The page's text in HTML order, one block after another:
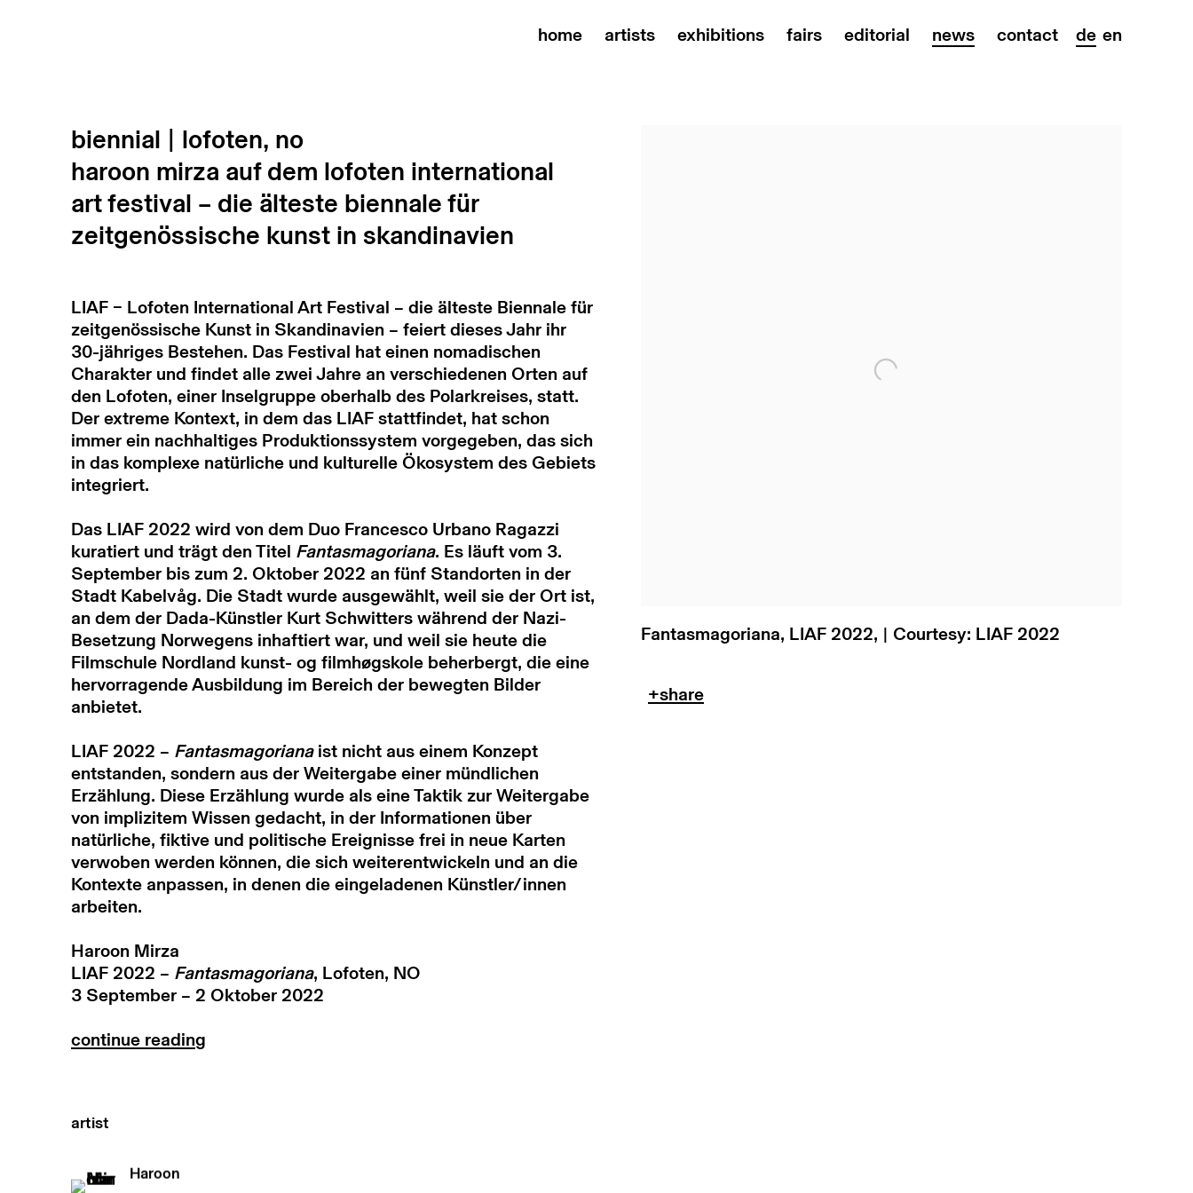
home artists exhibitions fairs editorial news contact de en
biennial | lofoten, no
haroon mirza auf dem lofoten international
art festival – die älteste biennale für
zeitgenössische kunst in skandinavien
Fantasmagoriana, LIAF 2022, | Courtesy: LIAF 2022
LIAF – Lofoten International Art Festival – die älteste Biennale für
zeitgenössische Kunst in Skandinavien – feiert dieses Jahr ihr
30-jähriges Bestehen. Das Festival hat einen nomadischen
Charakter und findet alle zwei Jahre an verschiedenen Orten auf
den Lofoten, einer Inselgruppe oberhalb des Polarkreises, statt.
Der extreme Kontext, in dem das LIAF stattfindet, hat schon
immer ein nachhaltiges Produktionssystem vorgegeben, das sich
in das komplexe natürliche und kulturelle Ökosystem des Gebiets
integriert.
Das LIAF 2022 wird von dem Duo Francesco Urbano Ragazzi
kuratiert und trägt den Titel Fantasmagoriana. Es läuft vom 3.
September bis zum 2. Oktober 2022 an fünf Standorten in der
Stadt Kabelvåg. Die Stadt wurde ausgewählt, weil sie der Ort ist,
an dem der Dada-Künstler Kurt Schwitters während der Nazi-
Besetzung Norwegens inhaftiert war, und weil sie heute die
Filmschule Nordland kunst- og filmhøgskole beherbergt, die eine
hervorragende Ausbildung im Bereich der bewegten Bilder
anbietet.
LIAF 2022 – Fantasmagorianaist nicht aus einem Konzept
entstanden, sondern aus der Weitergabe einer mündlichen
Erzählung. Diese Erzählung wurde als eine Taktik zur Weitergabe
von implizitem Wissen gedacht, in der Informationen über
natürliche, fiktive und politische Ereignisse frei in neue Karten
verwoben werden können, die sich weiterentwickeln und an die
Kontexte anpassen, in denen die eingeladenen Künstler/innen
arbeiten.
Haroon Mirza
LIAF 2022 – Fantasmagoriana, Lofoten, NO
3 September – 2 Oktober 2022
continue reading
artist
Haroon